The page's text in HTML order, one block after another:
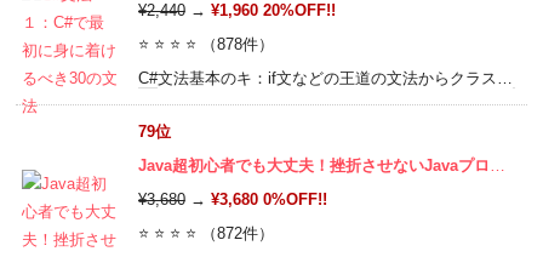
¥2,440→ ¥1,960 20%OFF!!
⭐ ⭐ ⭐ ⭐ （878件）
C#文法基本のキ：if文などの王道の文法からクラス，
79位
Java超初心者でも大丈夫！挫折させないJavaプログラミング講座～基礎固め編～
¥3,680→ ¥3,680 0%OFF!!
⭐ ⭐ ⭐ ⭐ （872件）